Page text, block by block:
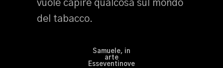
vuole capire qualcosa sul mondo
del tabacco.
Samuele, in
arte
Esseventinove